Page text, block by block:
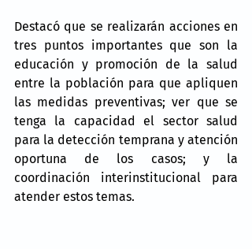
Destacó que se realizarán acciones en
tres puntos importantes que son la
educación y promoción de la salud
entre la población para que apliquen
las medidas preventivas; ver que se
tenga la capacidad el sector salud
para la detección temprana y atención
oportuna de los casos; y la
coordinación interinstitucional para
atender estos temas.